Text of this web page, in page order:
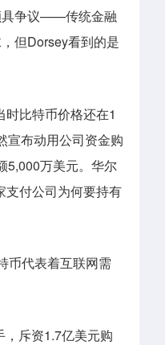
争议——传统金融
但Dorsey看到的是
时比特币价格还在1
宣布动用公司资金购
5,000万美元。华尔
支付公司为何要持有
币代表着互联网需
，斥资1.7亿美元购